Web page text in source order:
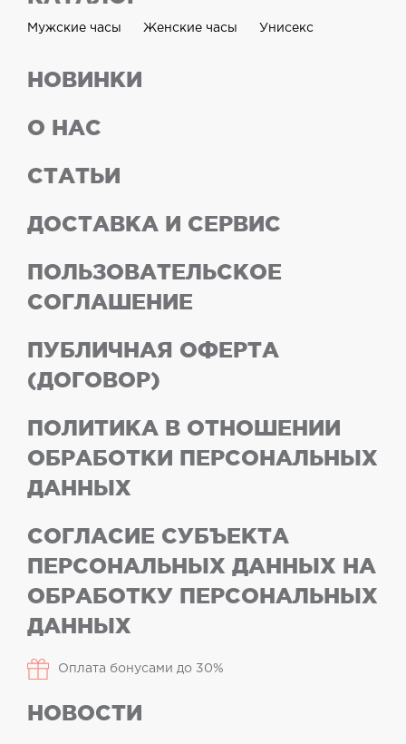
Мужские часы Женские часы Унисекс
НОВИНКИ
О НАС
СТАТЬИ
ДОСТАВКА И СЕРВИС
ПОЛЬЗОВАТЕЛЬСКОЕ
СОГЛАШЕНИЕ
ПУБЛИЧНАЯ ОФЕРТА
(ДОГОВОР)
ПОЛИТИКА В ОТНОШЕНИИ
ОБРАБОТКИ ПЕРСОНАЛЬНЫХ
ДАННЫХ
СОГЛАСИЕ СУБЪЕКТА
ПЕРСОНАЛЬНЫХ ДАННЫХ НА
ОБРАБОТКУ ПЕРСОНАЛЬНЫХ
ДАННЫХ
Оплата бонусами до 30%
НОВОСТИ